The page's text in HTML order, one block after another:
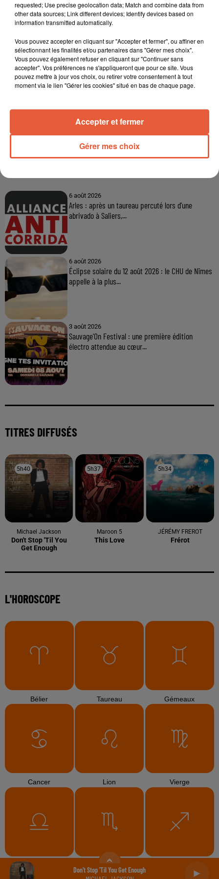
Don't Stop 'til You Get Enough
6 août 2026
Arles : après un taureau percuté lors d'une
abrivado à Saliers,...
6 août 2026
Éclipse solaire du 12 août 2026 : le CHU de Nîmes
appelle à la plus...
3 août 2026
Sauvage'On Festival : une première édition
électro attendue au cœur...
TITRES DIFFUSÉS
5h40
5h40
Michael Jackson
Don't Stop 'til You
Get Enough
5h37
5h37
Maroon 5
This Love
5h34
5h34
JÉRÉMY FREROT
Frérot
L'HOROSCOPE
Bélier Taureau Gémeaux
Cancer Lion Vierge
Balance Scorpion
requested; Use precise geolocation data; Match and combine data from
other data sources; Link different devices; Identify devices based on
information transmitted automatically.
Vous pouvez accepter en cliquant sur "Accepter et fermer", ou affiner en
sélectionnant les finalités et/ou partenaires dans "Gérer mes choix".
Vous pouvez également refuser en cliquant sur "Continuer sans
accepter". Vos préférences ne s'appliqueront que pour ce site. Vous
pouvez mettre à jour vos choix, ou retirer votre consentement à tout
moment via le lien "Gérer les cookies" situé en bas de chaque page.
Gérer mes choix
Accepter et fermer